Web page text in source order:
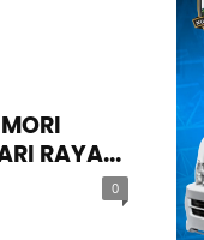
RAYA...
0